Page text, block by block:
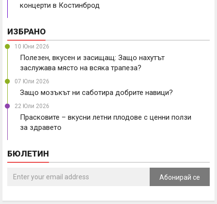
концерти в Костинброд
ИЗБРАНО
10 Юни 2026
Полезен, вкусен и засищащ: Защо нахутът
заслужава място на всяка трапеза?
07 Юли 2026
Защо мозъкът ни саботира добрите навици?
22 Юли 2026
Прасковите – вкусни летни плодове с ценни ползи
за здравето
БЮЛЕТИН
Абонирай се